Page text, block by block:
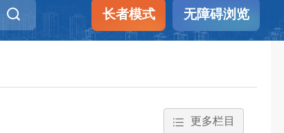
长者模式 无障碍浏览
更多栏目